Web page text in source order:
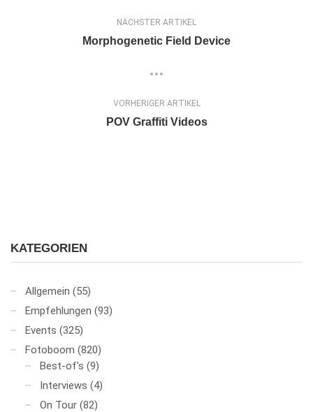
NÄCHSTER ARTIKEL
Morphogenetic Field Device
VORHERIGER ARTIKEL
POV Graffiti Videos
KATEGORIEN
Allgemein (55)
Empfehlungen (93)
Events (325)
Fotoboom (820)
Best-of's (9)
Interviews (4)
On Tour (82)